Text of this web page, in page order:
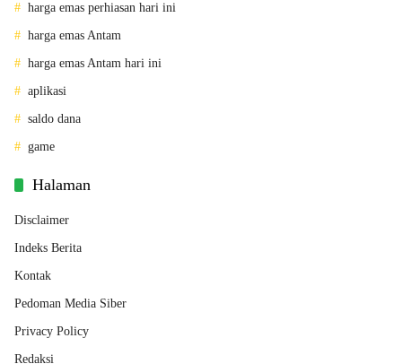
harga emas perhiasan hari ini
harga emas Antam
harga emas Antam hari ini
aplikasi
saldo dana
game
Halaman
Disclaimer
Indeks Berita
Kontak
Pedoman Media Siber
Privacy Policy
Redaksi